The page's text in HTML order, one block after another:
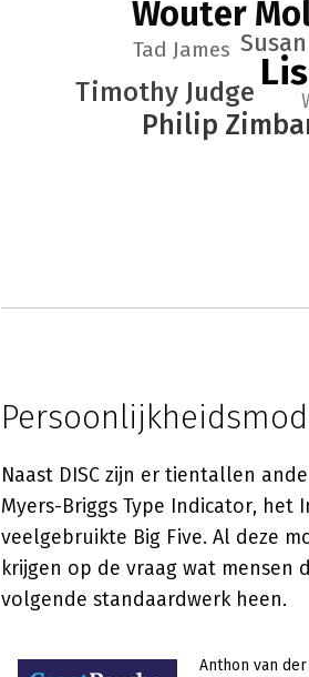
Wouter
Philip
Timothy Judge
Tad James
Naast DISC zijn er tientallen
Myers-Briggs Type Indicator, het
veelgebruikte Big Five. Al deze
krijgen op de vraag wat mensen
volgende standaardwerk heen.
Anthon van